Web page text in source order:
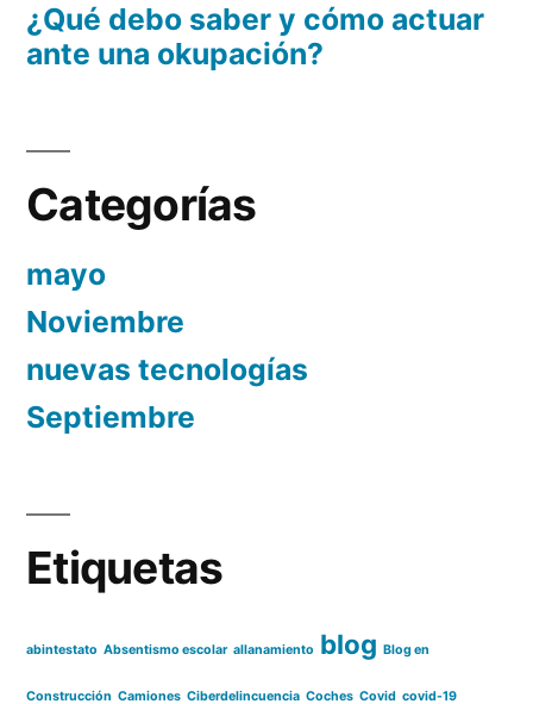
¿Qué debo saber y cómo actuar
ante una okupación?
Categorías
mayo
Noviembre
nuevas tecnologías
Septiembre
Etiquetas
abintestato Absentismo escolar allanamiento blog Blog en
Construcción Camiones Ciberdelincuencia Coches Covid covid-19